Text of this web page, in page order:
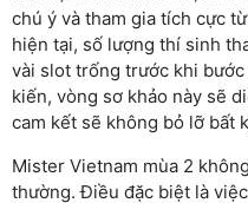
chú ý và tham gia tích cực
hiện tại, số lượng thí sinh
vài slot trống trước khi
kiến, vòng sơ khảo này sẽ
cam kết sẽ không bỏ lỡ bất
Mister Vietnam mùa 2
thường. Điều đặc biệt là